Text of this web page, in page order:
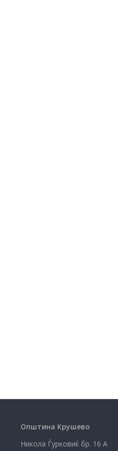
Општина Крушево
Никола Ѓурковиќ бр. 16 А